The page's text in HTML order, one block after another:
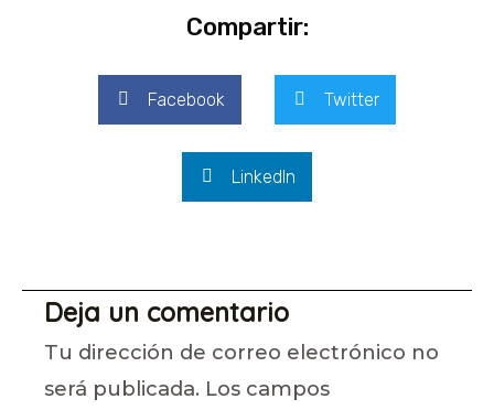
Compartir:
Facebook Twitter
LinkedIn
Deja un comentario
Tu dirección de correo electrónico no
será publicada. Los campos